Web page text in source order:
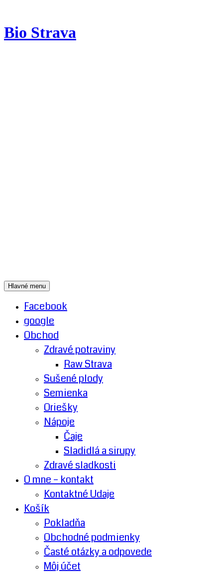
Bio Strava
Hlavné menu Preskočiť
na
obsah
Facebook
google
Obchod
Zdravé potraviny
Raw Strava
Sušené plody
Semienka
Oriešky
Nápoje
Čaje
Sladidlá a sirupy
Zdravé sladkosti
O mne – kontakt
Kontaktné Udaje
Košík
Pokladňa
Obchodné podmienky
Časté otázky a odpovede
Môj účet